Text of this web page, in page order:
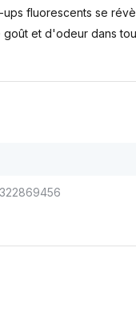
fluorescents se
et d'odeur dans